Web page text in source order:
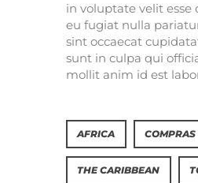
in voluptate velit esse
eu fugiat nulla
sint occaecat
sunt in culpa qui
mollit anim id est
AFRICA COMPRAS
THE CARIBBEAN